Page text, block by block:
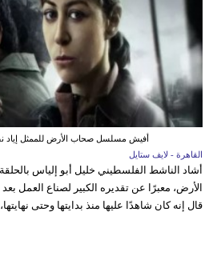
أفيش مسلسل صحاب الأرض للممثل إياد
القاهرة - لايف ستايل
أشاد الناشط الفلسطيني خليل أبو إلياس
الأرض، معبرًا عن تقديره الكبير لصناع العمل بعد
قال إنه كان شاهدًا عليها منذ بدايتها وحتى